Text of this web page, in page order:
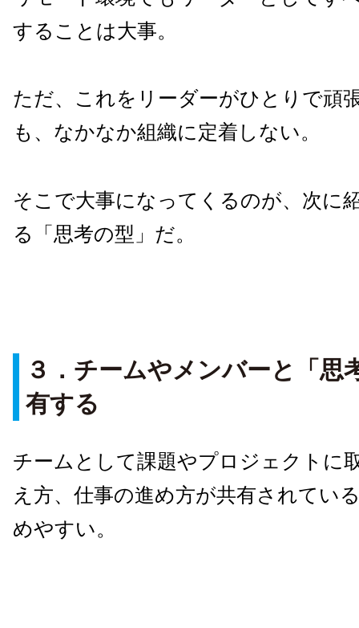
することは大事。
ただ、これをリーダーがひとりで頑
も、なかなか組織に定着しない。
そこで大事になってくるのが、次に
る「思考の型」だ。
３．チームやメンバーと「思
有する
チームとして課題やプロジェクトに
え方、仕事の進め方が共有されてい
めやすい。